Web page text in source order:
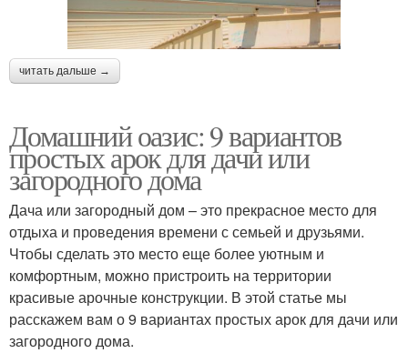
читать дальше →
Домашний оазис: 9 вариантов
простых арок для дачи или
загородного дома
Дача или загородный дом – это прекрасное место для
отдыха и проведения времени с семьей и друзьями.
Чтобы сделать это место еще более уютным и
комфортным, можно пристроить на территории
красивые арочные конструкции. В этой статье мы
расскажем вам о 9 вариантах простых арок для дачи или
загородного дома.